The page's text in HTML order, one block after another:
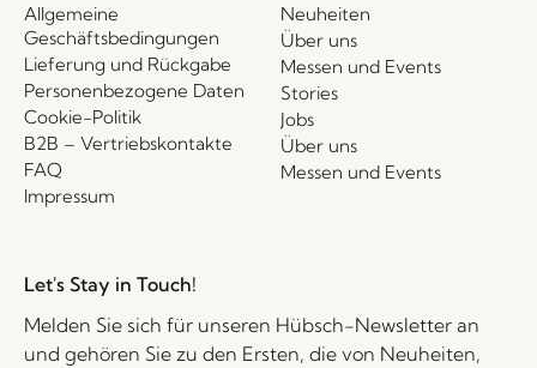
Allgemeine
Geschäftsbedingungen
Lieferung und Rückgabe
Personenbezogene Daten
Cookie-Politik
B2B – Vertriebskontakte
FAQ
Impressum
Neuheiten
Über uns
Messen und Events
Stories
Jobs
Über uns
Messen und Events
Let's Stay in Touch!
Melden Sie sich für unseren Hübsch-Newsletter an
und gehören Sie zu den Ersten, die von Neuheiten,